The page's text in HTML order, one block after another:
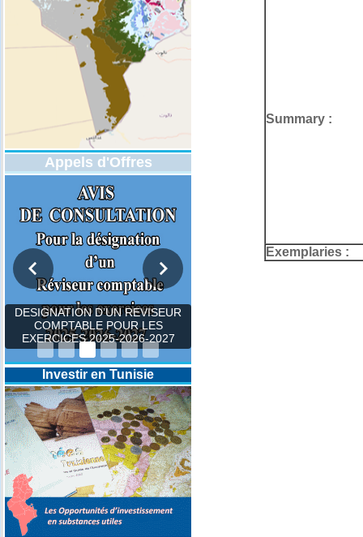
Appels d'Offres
DESIGNATION D’UN REVISEUR
COMPTABLE POUR LES
EXERCICES 2025-2026-2027
Investir en Tunisie
Summary :
Exemplaries :